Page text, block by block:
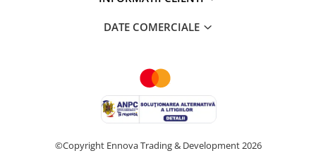
DATE COMERCIALE
©Copyright Ennova Trading & Development 2026